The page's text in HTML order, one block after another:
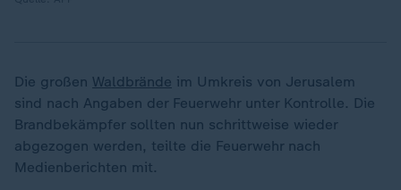
Die großen Waldbrände im Umkreis von Jerusalem
sind nach Angaben der Feuerwehr unter Kontrolle. Die
Brandbekämpfer sollten nun schrittweise wieder
abgezogen werden, teilte die Feuerwehr nach
Medienberichten mit.